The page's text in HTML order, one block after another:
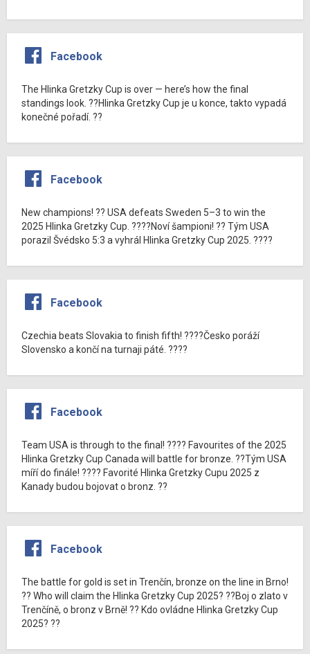
Facebook
The Hlinka Gretzky Cup is over — here’s how the final
standings look. ??Hlinka Gretzky Cup je u konce, takto vypadá
konečné pořadí. ??
Facebook
New champions! ?? USA defeats Sweden 5–3 to win the
2025 Hlinka Gretzky Cup. ????Noví šampioni! ?? Tým USA
porazil Švédsko 5:3 a vyhrál Hlinka Gretzky Cup 2025. ????
Facebook
Czechia beats Slovakia to finish fifth! ????Česko poráží
Slovensko a končí na turnaji páté. ????
Facebook
Team USA is through to the final! ???? Favourites of the 2025
Hlinka Gretzky Cup Canada will battle for bronze. ??Tým USA
míří do finále! ???? Favorité Hlinka Gretzky Cupu 2025 z
Kanady budou bojovat o bronz. ??
Facebook
The battle for gold is set in Trenčín, bronze on the line in Brno!
?? Who will claim the Hlinka Gretzky Cup 2025? ??Boj o zlato v
Trenčíně, o bronz v Brně! ?? Kdo ovládne Hlinka Gretzky Cup
2025? ??